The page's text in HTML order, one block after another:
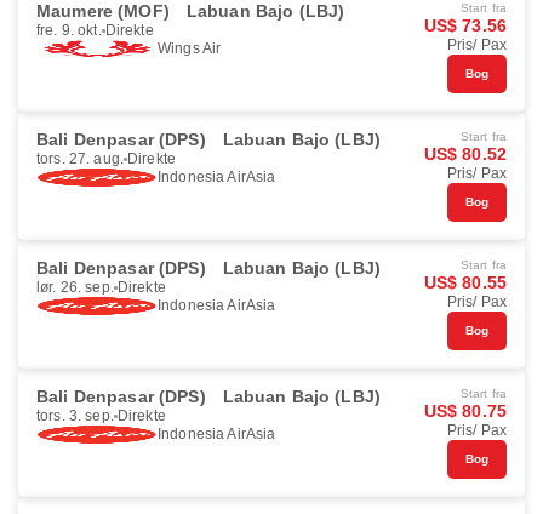
Maumere (MOF) Labuan Bajo (LBJ)
fre. 9. okt. Direkte
Wings Air
Start fra
US$ 73.56
Pris/ Pax
Bog
Bali Denpasar (DPS) Labuan Bajo (LBJ)
tors. 27. aug. Direkte
Indonesia AirAsia
Start fra
US$ 80.52
Pris/ Pax
Bog
Bali Denpasar (DPS) Labuan Bajo (LBJ)
lør. 26. sep. Direkte
Indonesia AirAsia
Start fra
US$ 80.55
Pris/ Pax
Bog
Bali Denpasar (DPS) Labuan Bajo (LBJ)
tors. 3. sep. Direkte
Indonesia AirAsia
Start fra
US$ 80.75
Pris/ Pax
Bog